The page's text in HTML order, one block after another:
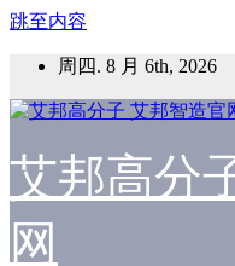
跳至内容
周四. 8 月 6th, 2026
艾邦高分
网